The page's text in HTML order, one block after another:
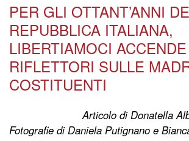
PER GLI OTTANT’ANNI
REPUBBLICA ITALIANA,
LIBERTIAMOCI
RIFLETTORI SULLE
COSTITUENTI
Articolo di Donatella
Fotografie di Daniela Putignano e